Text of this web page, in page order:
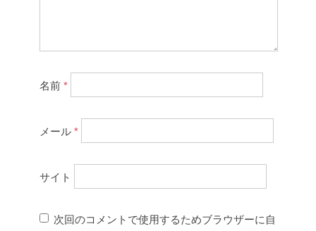
名前 *
メール *
サイト
次回のコメントで使用するためブラウザーに自